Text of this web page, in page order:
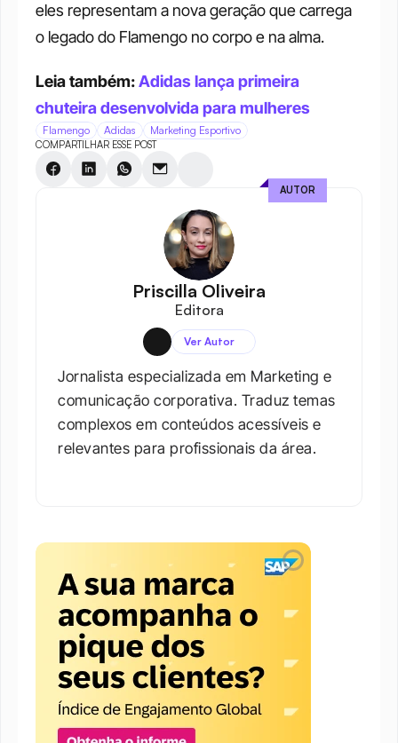
eles representam a nova geração que carrega
o legado do Flamengo no corpo e na alma.
Leia também: Adidas lança primeira
chuteira desenvolvida para mulheres
Flamengo Adidas Marketing Esportivo
COMPARTILHAR ESSE POST
Priscilla Oliveira
Editora
Ver Autor
Jornalista especializada em Marketing e
comunicação corporativa. Traduz temas
complexos em conteúdos acessíveis e
relevantes para profissionais da área.​
AUTOR